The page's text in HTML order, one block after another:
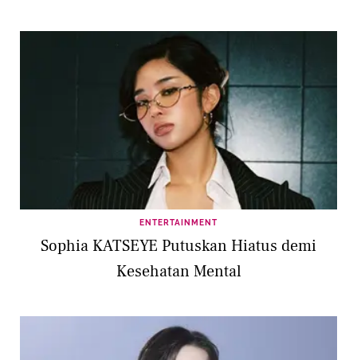
ENTERTAINMENT
Sophia KATSEYE Putuskan Hiatus demi
Kesehatan Mental